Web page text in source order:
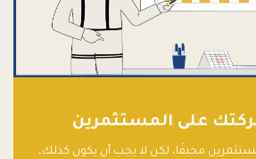
على المستثمرين
مخيفًا، لكن لا يجب أن يكون كذلك،